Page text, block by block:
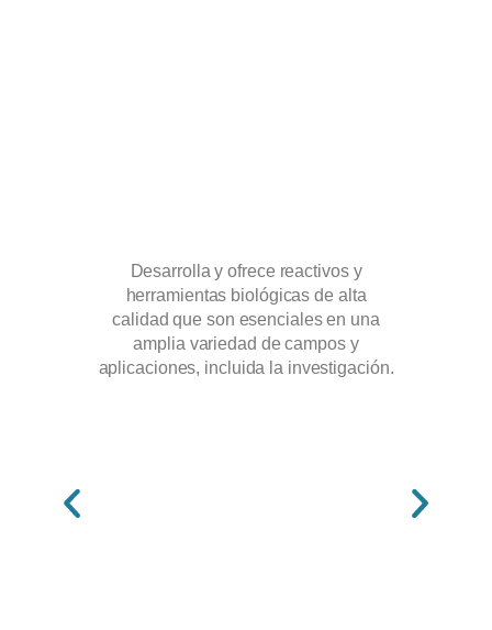
Desarrolla y ofrece reactivos y
herramientas biológicas de alta
calidad que son esenciales en una
amplia variedad de campos y
aplicaciones, incluida la investigación.